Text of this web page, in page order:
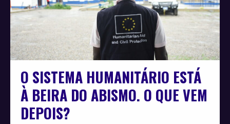
O SISTEMA HUMANITÁRIO ESTÁ
À BEIRA DO ABISMO. O QUE VEM
DEPOIS?